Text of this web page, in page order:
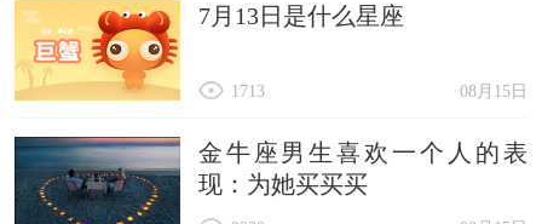
7月13日是什么星座
08月15日
1713
金牛座男生喜欢一个人的表
现：为她买买买